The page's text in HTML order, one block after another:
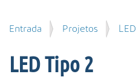
i
a
r
P
Entrada Projetos LED
LED Tipo 2